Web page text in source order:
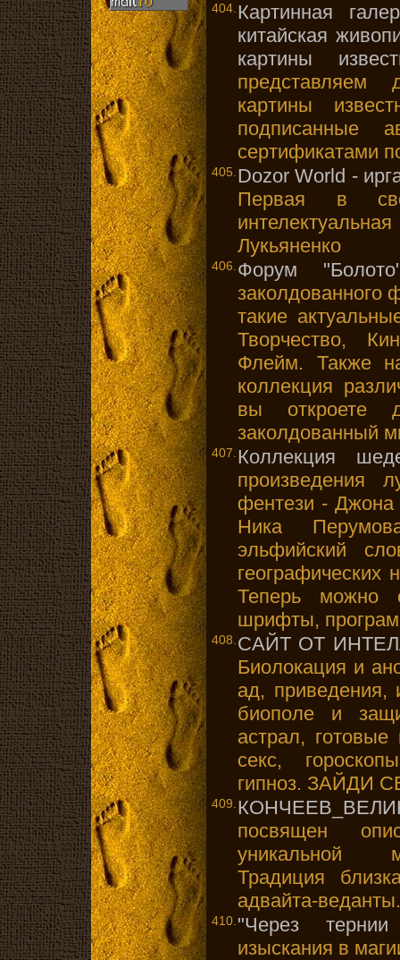
404. Картинная
китайская
картины
представляем
картины
подписанные
сертификатами
405. Dozor World -
Первая в
Лукьяненко
406. Форум
заколдованного
такие
Творчество,
Флейм. Также
коллекция
вы откроете
заколдованный
407. Коллекция
произведения
фентези - Джона
Ника
эльфийский
географических
Теперь можно
шрифты,
408. САЙТ ОТ
Биолокация и
ад, приведения,
биополе и
астрал,
секс,
гипноз. ЗАЙДИ
409.
посвящен
уникальной
Традиция
адвайта-веданты.
410. "Через
изыскания в